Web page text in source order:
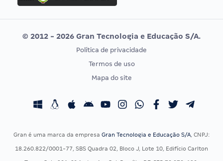
Concurso MPU
Editais publicados
Vunesp
CONCURSOS POR PROFISSÃO
Concursos Fiscais
EXAME DE ORDEM
Calendário OAB
© 2012 - 2026 Gran Tecnologia e Educação S/A.
Política de privacidade
Termos de uso
Mapa do site
Gran é uma marca da empresa Gran Tecnologia e Educação S/A, CNPJ:
18.260.822/0001-77, SBS Quadra 02, Bloco J, Lote 10, Edifício Carlton